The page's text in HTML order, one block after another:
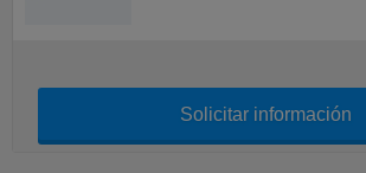
Solicitar información